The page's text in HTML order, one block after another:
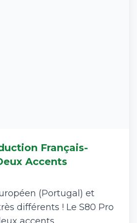
Français-
Accents
(Portugal) et
différents ! Le S80 Pro